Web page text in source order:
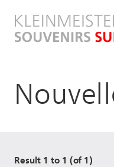
zum
Inhalt
Result 1 to 1 (of 1)